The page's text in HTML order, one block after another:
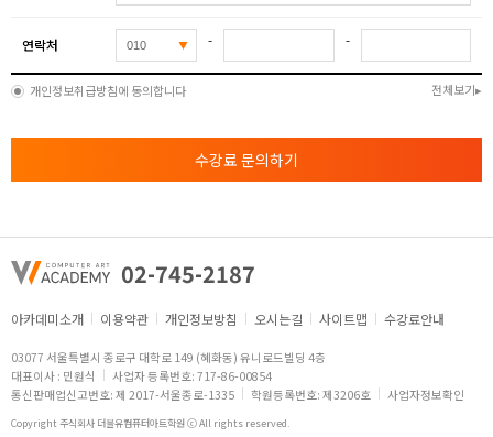
연락처 - -
개인정보취급방침에 동의합니다 전체보기
수강료 문의하기
02-745-2187
아카데미소개 이용약관 개인정보방침 오시는길 사이트맵 수강료안내
03077 서울특별시 종로구 대학로 149 (혜화동) 유니로드빌딩 4층
대표이사 : 민원식
사업자 등록번호: 717-86-00854
통신판매업신고번호: 제 2017-서울종로-1335
학원등록번호: 제3206호 사업자정보확인
Copyright 주식회사 더블유컴퓨터아트학원 ⓒ All rights reserved.